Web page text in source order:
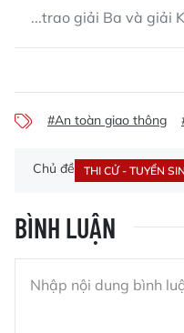
...trao giải Ba và giải
#An toàn giao thông
Chủ đề THI CỬ - TUYỂN
BÌNH LUẬN